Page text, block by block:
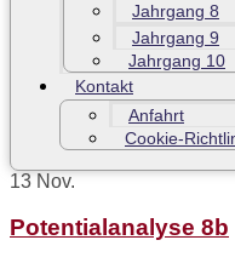
Jahrgang 8
Jahrgang 9
Jahrgang 10
Kontakt
Anfahrt
Cookie-
13 Nov.
Potentialanalyse 8b